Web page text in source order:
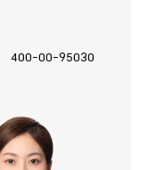
400-00-95030